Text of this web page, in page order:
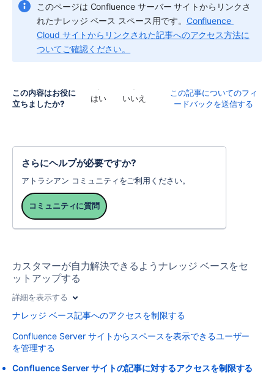
このページは Confluence サーバー サイトからリンクさ
れたナレッジ ベース スペース用です。 Confluence
Cloud サイトからリンクされた記事へのアクセス方法に
ついてご確認ください。
この内容はお役に
立ちましたか?
はい いいえ
この記事についてのフィ
ードバックを送信する
さらにヘルプが必要ですか?
アトラシアン コミュニティをご利用ください。
コミュニティに質問
カスタマーが自力解決できるようナレッジ ベースをセ
ットアップする
詳細を表示する
ナレッジ ベース記事へのアクセスを制限する
Confluence Server サイトからスペースを表示できるユーザー
を管理する
Confluence Server サイトの記事に対するアクセスを制限する